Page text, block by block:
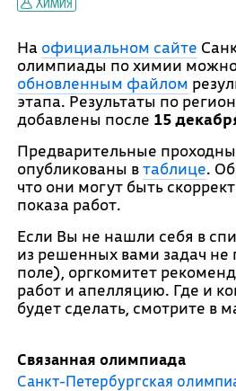
На официальном сайте
олимпиады по химии можно
обновленным файлом
этапа. Результаты по
добавлены после 15
Предварительные
опубликованы втаблице.
что они могут быть
показа работ.
Если Вы не нашли себя в
из решенных вами задач не
поле), оргкомитет
работ и апелляцию. Где и
будет сделать, смотрите в
Связанная олимпиада
Санкт-Петербургская